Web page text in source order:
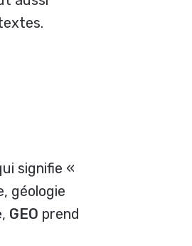
signifie «
géologie
GEO prend